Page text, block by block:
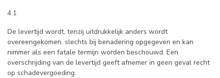
4.1
De levertijd wordt, tenzij uitdrukkelijk anders wordt
overeengekomen, slechts bij benadering opgegeven en kan
nimmer als een fatale termijn worden beschouwd. Een
overschrijding van de levertijd geeft afnemer in geen geval recht
op schadevergoeding.